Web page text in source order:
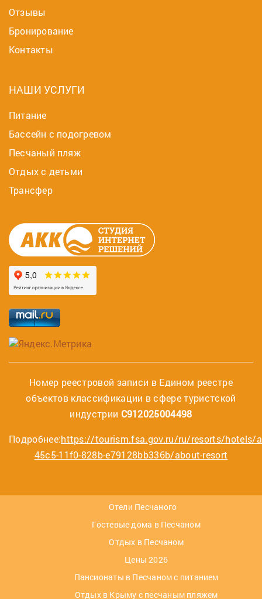
Отзывы
Бронирование
Контакты
НАШИ УСЛУГИ
Питание
Бассейн с подогревом
Песчаный пляж
Отдых с детьми
Трансфер
Номер реестровой записи в Едином реестре
объектов классификации в сфере туристской
индустрии С912025004498
Подробнее:https://tourism.fsa.gov.ru/ru/resorts/hotels/
45c5-11f0-828b-e79128bb336b/about-resort
Отели Песчаного
Гостевые дома в Песчаном
Отдых в Песчаном
Цены 2026
Пансионаты в Песчаном с питанием
Отдых в Крыму с песчаным пляжем